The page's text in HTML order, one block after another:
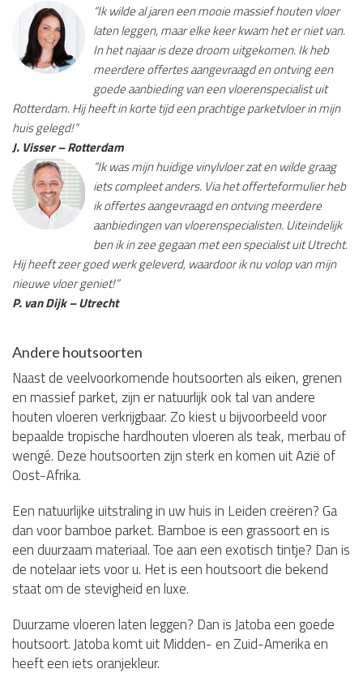
“Ik wilde al jaren een mooie massief houten vloer
laten leggen, maar elke keer kwam het er niet van.
In het najaar is deze droom uitgekomen. Ik heb
meerdere offertes aangevraagd en ontving een
goede aanbieding van een vloerenspecialist uit
Rotterdam. Hij heeft in korte tijd een prachtige parketvloer in mijn
huis gelegd!”
J. Visser – Rotterdam
“Ik was mijn huidige vinylvloer zat en wilde graag
iets compleet anders. Via het offerteformulier heb
ik offertes aangevraagd en ontving meerdere
aanbiedingen van vloerenspecialisten. Uiteindelijk
ben ik in zee gegaan met een specialist uit Utrecht.
Hij heeft zeer goed werk geleverd, waardoor ik nu volop van mijn
nieuwe vloer geniet!”
P. van Dijk – Utrecht
Andere houtsoorten
Naast de veelvoorkomende houtsoorten als eiken, grenen
en massief parket, zijn er natuurlijk ook tal van andere
houten vloeren verkrijgbaar. Zo kiest u bijvoorbeeld voor
bepaalde tropische hardhouten vloeren als teak, merbau of
wengé. Deze houtsoorten zijn sterk en komen uit Azië of
Oost-Afrika.
Een natuurlijke uitstraling in uw huis in Leiden creëren? Ga
dan voor bamboe parket. Bamboe is een grassoort en is
een duurzaam materiaal. Toe aan een exotisch tintje? Dan is
de notelaar iets voor u. Het is een houtsoort die bekend
staat om de stevigheid en luxe.
Duurzame vloeren laten leggen? Dan is Jatoba een goede
houtsoort. Jatoba komt uit Midden- en Zuid-Amerika en
heeft een iets oranjekleur.